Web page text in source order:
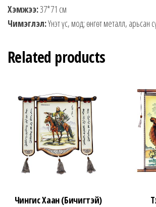
Хэмжээ:37*71 см
Чимэглэл:Үнэт үс, мод; өнгөт металл, арьсан
Related products
Чингис Хаан (Бичигтэй)